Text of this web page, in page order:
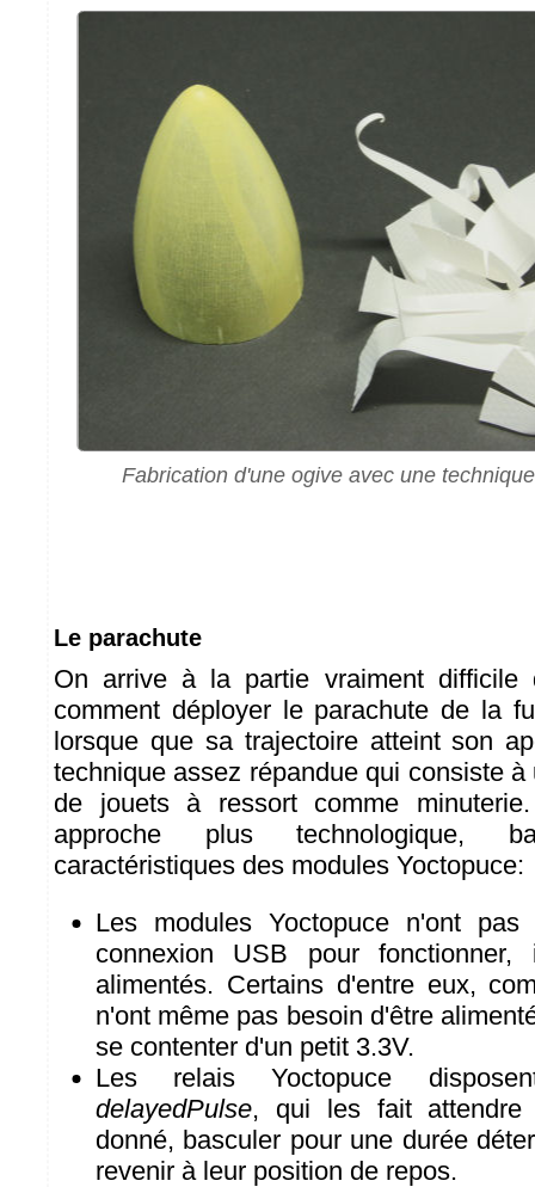
Fabrication d'une ogive avec une
Le parachute
On arrive à la partie vraiment difficile
comment déployer le parachute de la
lorsque que sa trajectoire atteint son
technique assez répandue qui consiste
de jouets à ressort comme
approche plus technologique,
caractéristiques des modules Yoctopuce:
Les modules Yoctopuce n'ont
connexion USB pour
alimentés. Certains d'entre eux,
n'ont même pas besoin d'être
se contenter d'un petit 3.3V.
Les relais Yoctopuce
delayedPulse, qui les fait attendre
donné, basculer pour une durée
revenir à leur position de repos.